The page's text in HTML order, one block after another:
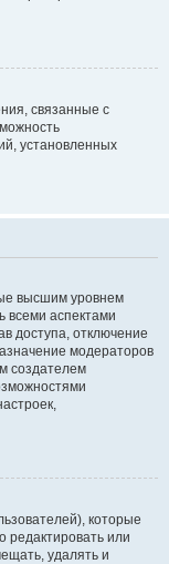
связанные с
установленных
высшим уровнем
всеми аспектами
доступа, отключение
модераторов
создателем
которые
или
удалять и